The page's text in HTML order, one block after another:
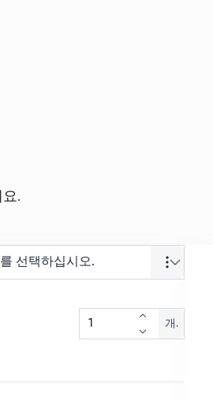
.
선택하십시오.
개.